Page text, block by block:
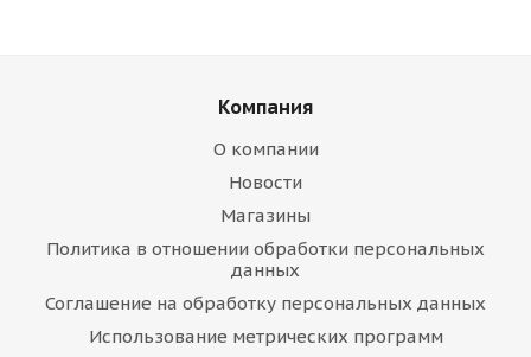
Компания
О компании
Новости
Магазины
Политика в отношении обработки персональных
данных
Соглашение на обработку персональных данных
Использование метрических программ